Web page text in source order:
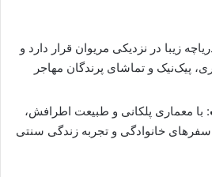
زیبا در نزدیکی مریوان قرار دارد و
پیک‌نیک و تماشای پرندگان مهاجر
: با معماری پلکانی و طبیعت اطرافش،
خانوادگی و تجربه زندگی سنتی